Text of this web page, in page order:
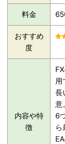
料金
おすすめ
度
内容や特
徴
用
長
意。
6
ら